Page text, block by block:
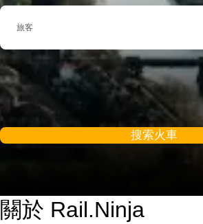
旅客
搜索火車
關於 Rail.Ninja